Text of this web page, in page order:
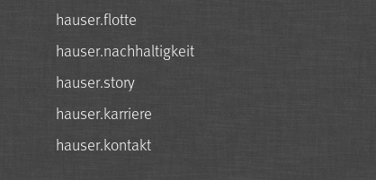
hauser.flotte
hauser.nachhaltigkeit
hauser.story
hauser.karriere
hauser.kontakt